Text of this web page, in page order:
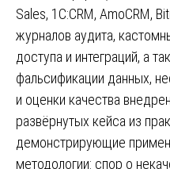
Sales, 1С:CRM, AmoCRM,
журналов аудита,
доступа и интеграций, а
фальсификации данных,
и оценки качества
развёрнутых кейса из
демонстрирующие
методологии: спор о